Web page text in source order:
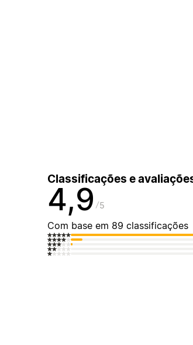
Classificações e
4,9 5
Com base em 89 classificações